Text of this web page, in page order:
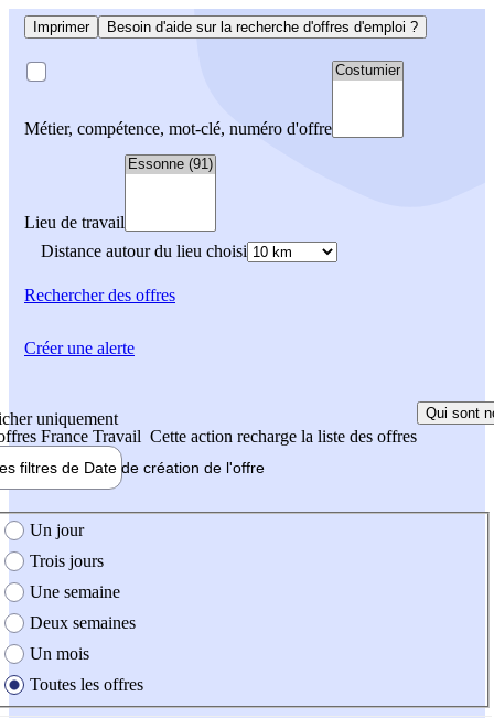
Imprimer Besoin d'aide sur la recherche d'offres d'emploi ?
Métier, compétence, mot-clé, numéro d'offre
Lieu de travail
Distance autour du lieu choisi
Rechercherdes offres
uniquement
France Travail Cette action recharge la liste des offres
Qui sont
filtres de Date de création de l'offre
création de l'offre
Un jour
Trois jours
Une semaine
Deux semaines
Un mois
Toutes les offres
Créer une alerte